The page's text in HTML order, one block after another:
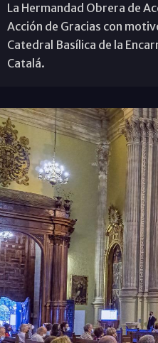
La Hermandad Obrera de
Acción de Gracias con
Catedral Basílica de la
Catalá.